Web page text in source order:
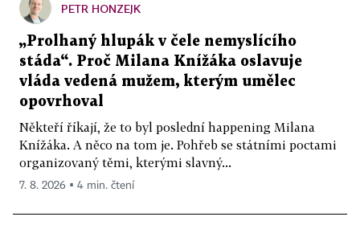
PETR HONZEJK
„Prolhaný hlupák v čele nemyslícího
stáda“. Proč Milana Knížáka oslavuje
vláda vedená mužem, kterým umělec
opovrhoval
Někteří říkají, že to byl poslední happening Milana
Knížáka. A něco na tom je. Pohřeb se státními poctami
organizovaný těmi, kterými slavný...
7. 8. 2026 ▪ 4 min. čtení